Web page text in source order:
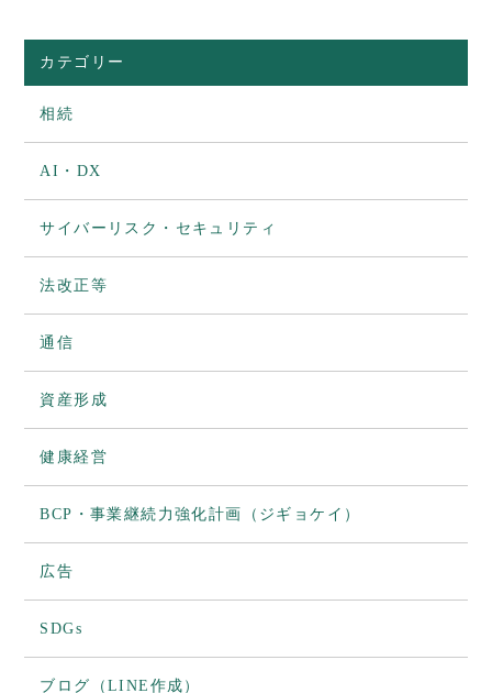
カテゴリー
相続
AI・DX
サイバーリスク・セキュリティ
法改正等
通信
資産形成
健康経営
BCP・事業継続力強化計画（ジギョケイ）
広告
SDGs
ブログ（LINE作成）